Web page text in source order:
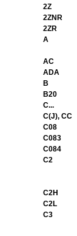
2Z
2ZNR
2ZR
A
AC
ADA
B
B20
C...
C(J), CC
C08
C083
C084
C2
C2H
C2L
C3